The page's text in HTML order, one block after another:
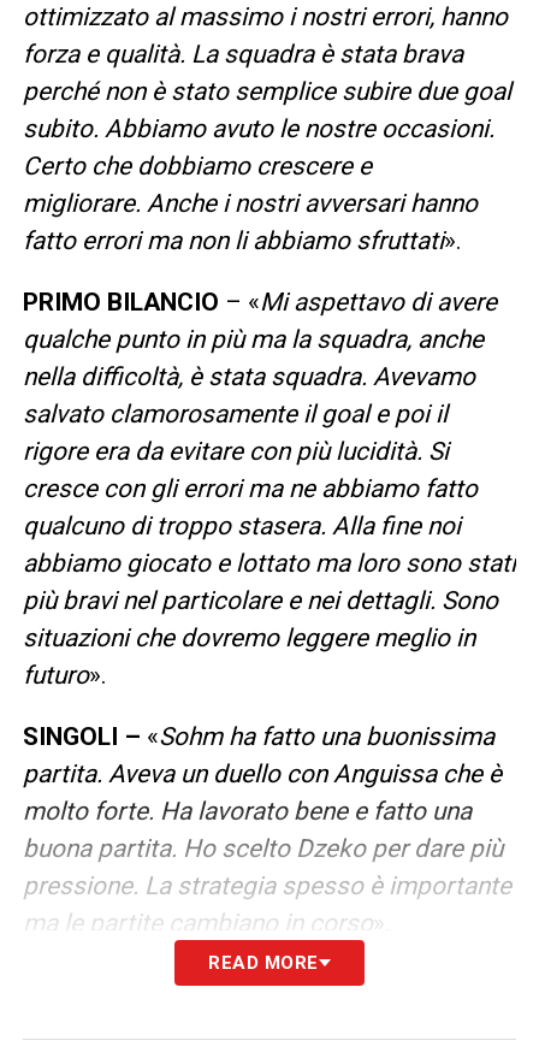
ottimizzato al massimo i nostri errori, hanno
forza e qualità. La squadra è stata brava
perché non è stato semplice subire due goal
subito. Abbiamo avuto le nostre occasioni.
Certo che dobbiamo crescere e
migliorare. Anche i nostri avversari hanno
fatto errori ma non li abbiamo sfruttati».
PRIMO BILANCIO – «Mi aspettavo di avere
qualche punto in più ma la squadra, anche
nella difficoltà, è stata squadra. Avevamo
salvato clamorosamente il goal e poi il
rigore era da evitare con più lucidità. Si
cresce con gli errori ma ne abbiamo fatto
qualcuno di troppo stasera. Alla fine noi
abbiamo giocato e lottato ma loro sono stati
più bravi nel particolare e nei dettagli. Sono
situazioni che dovremo leggere meglio in
futuro».
SINGOLI – «Sohm ha fatto una buonissima
partita. Aveva un duello con Anguissa che è
molto forte. Ha lavorato bene e fatto una
buona partita. Ho scelto Dzeko per dare più
pressione. La strategia spesso è importante
ma le partite cambiano in corso».
READ MORE